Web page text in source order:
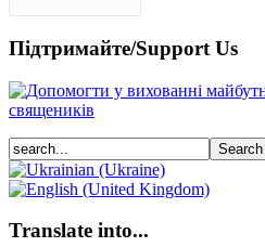
Підтримайте/Support Us
Translate into...